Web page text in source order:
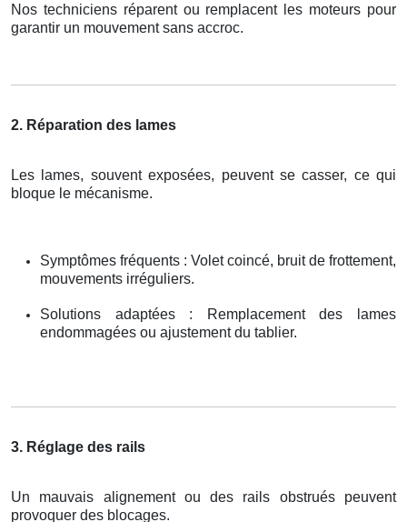
Nos techniciens réparent ou remplacent les moteurs pour
garantir un mouvement sans accroc.
2. Réparation des lames
Les lames, souvent exposées, peuvent se casser, ce qui
bloque le mécanisme.
Symptômes fréquents : Volet coincé, bruit de frottement,
mouvements irréguliers.
Solutions adaptées : Remplacement des lames
endommagées ou ajustement du tablier.
3. Réglage des rails
Un mauvais alignement ou des rails obstrués peuvent
provoquer des blocages.